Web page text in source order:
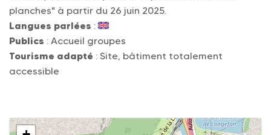
planches" à partir du 26 juin 2025.
Langues parlées :
Publics : Accueil groupes
Tourisme adapté : Site, bâtiment totalement
accessible